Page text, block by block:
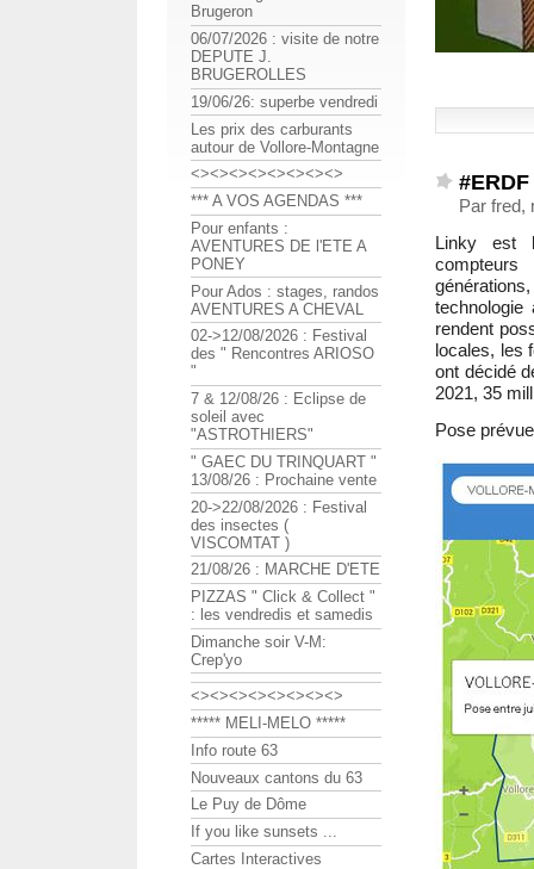
Par fred,
Linky est
rendent
locales, les
ont décidé
2021, 35
Pose
Brugeron
06/07/2026 : visite de notre
DEPUTE J.
BRUGEROLLES
19/06/26: superbe vendredi
Les prix des carburants
autour de Vollore-Montagne
<><><><><><><><>
*** A VOS AGENDAS ***
Pour enfants :
AVENTURES DE l'ETE A
PONEY
Pour Ados : stages, randos
AVENTURES A CHEVAL
02->12/08/2026 : Festival
des " Rencontres ARIOSO
"
7 & 12/08/26 : Eclipse de
soleil avec
"ASTROTHIERS"
" GAEC DU TRINQUART "
13/08/26 : Prochaine vente
20->22/08/2026 : Festival
des insectes (
VISCOMTAT )
21/08/26 : MARCHE D'ETE
PIZZAS " Click & Collect "
: les vendredis et samedis
Dimanche soir V-M:
Crep'yo
<><><><><><><><>
***** MELI-MELO *****
Info route 63
Nouveaux cantons du 63
Le Puy de Dôme
If you like sunsets ...
Cartes Interactives